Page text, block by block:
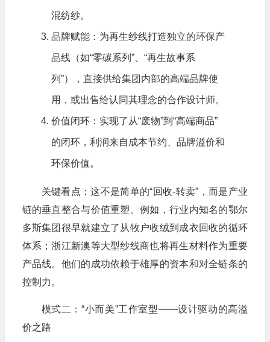
混纺纱。
品牌赋能：为再生纱线打造独立的环保产
品线（如“零碳系列”、“再生故事系
列”），直接供给集团内部的高端品牌使
用，或出售给认同其理念的合作设计师。
价值闭环：实现了从“废物”到“高端商品”
的闭环，利润来自成本节约、品牌溢价和
环保价值。
关键看点：这不是简单的“回收-转卖”，而是产业
链的垂直整合与价值重塑。例如，行业内知名的鄂尔
多斯集团很早就建立了从牧户收绒到成衣回收的循环
体系；浙江新澳等大型纱线商也将再生材料作为重要
产品线。他们的成功依赖于雄厚的资本和对全链条的
控制力。
模式二：“小而美”工作室型——设计驱动的高溢
价之路